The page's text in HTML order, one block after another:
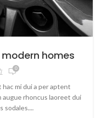
modern homes
0
mi dui a per aptent
augue rhoncus laoreet dui
sodales....